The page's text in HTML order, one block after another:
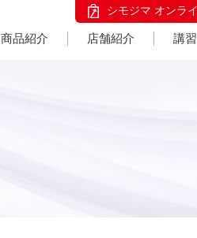
シモジマ オンラ
商品紹介 店舗紹介 講